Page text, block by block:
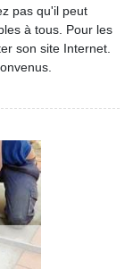
pas qu'il peut
à tous. Pour les
son site Internet.